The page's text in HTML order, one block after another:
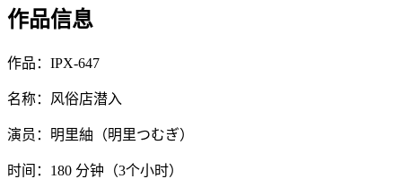
作品信息
作品：IPX-647
名称：风俗店潜入
演员：明里紬（明里つむぎ）
时间：180 分钟（3个小时）